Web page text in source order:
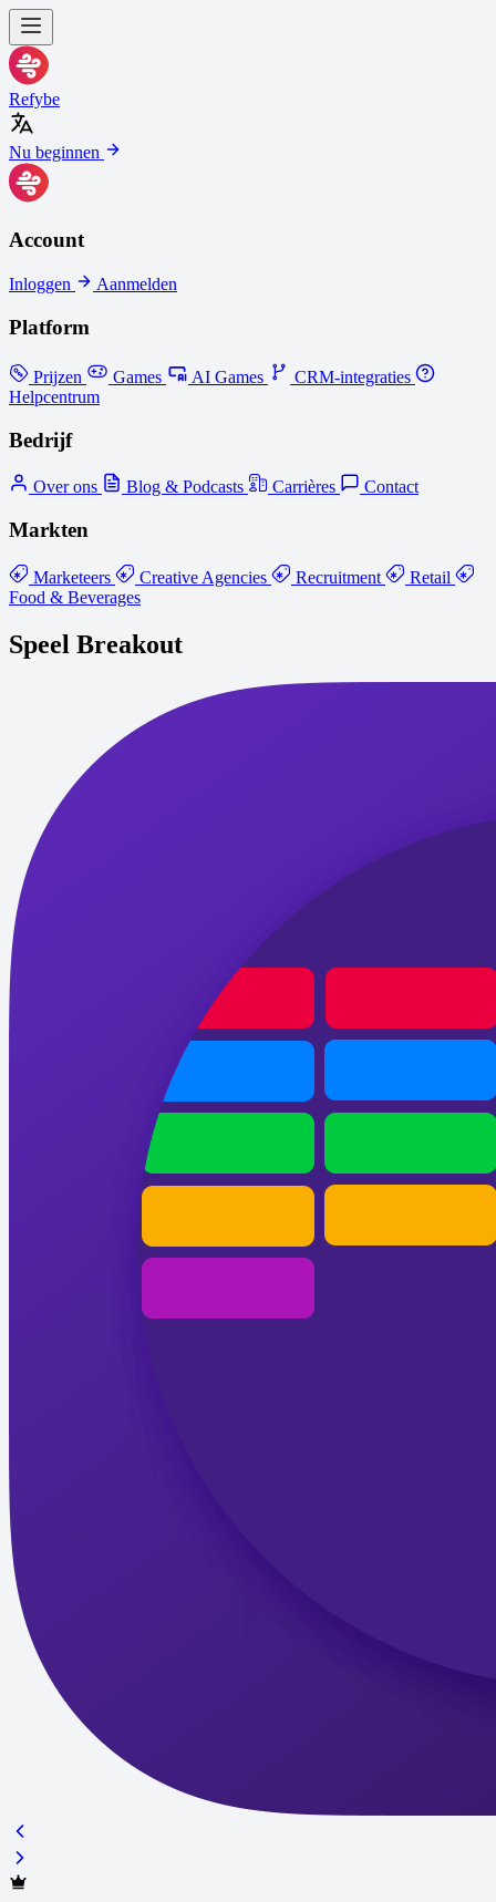
Refybe
Nu beginnen
Account
Inloggen Aanmelden
Platform
Prijzen Games AI Games
CRM-integraties
Helpcentrum
Bedrijf
Over ons Blog & Podcasts Carrières Contact
Markten
Marketeers Creative Agencies Recruitment
Retail
Food & Beverages
Speel Breakout